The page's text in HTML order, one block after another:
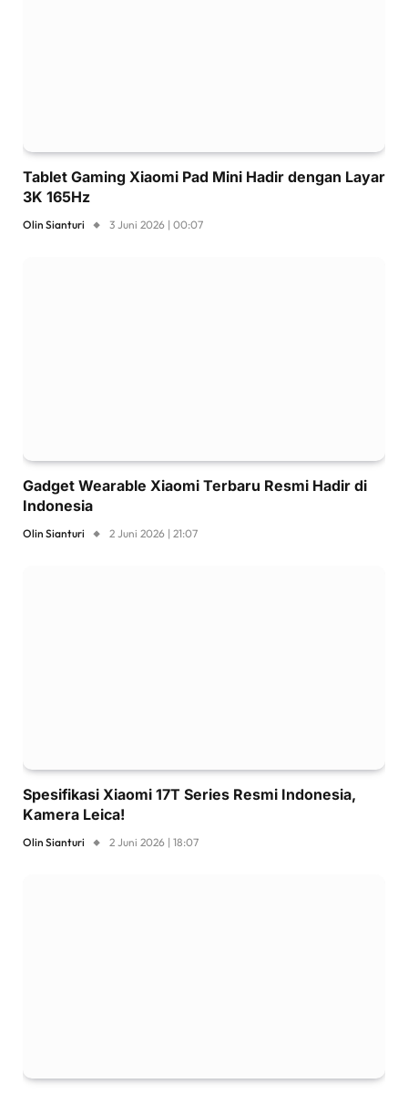
Tablet Gaming Xiaomi Pad Mini Hadir dengan Layar
3K 165Hz
Olin Sianturi 3 Juni 2026 | 00:07
Gadget Wearable Xiaomi Terbaru Resmi Hadir di
Indonesia
Olin Sianturi 2 Juni 2026 | 21:07
Spesifikasi Xiaomi 17T Series Resmi Indonesia,
Kamera Leica!
Olin Sianturi 2 Juni 2026 | 18:07